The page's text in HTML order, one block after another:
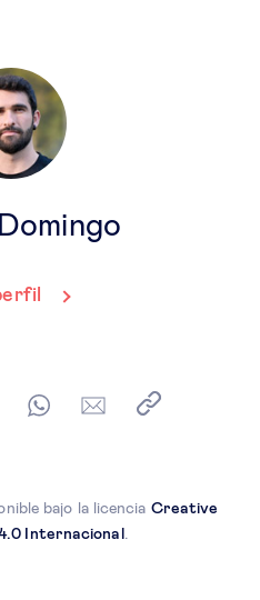
bajo la licencia Creative
Internacional .